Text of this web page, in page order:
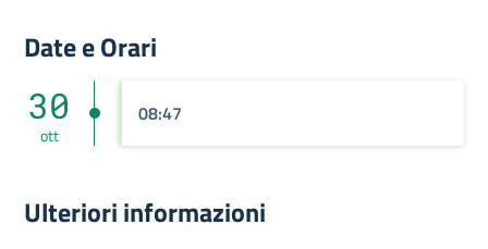
Date e Orari
30
ott
08:47
Ulteriori informazioni